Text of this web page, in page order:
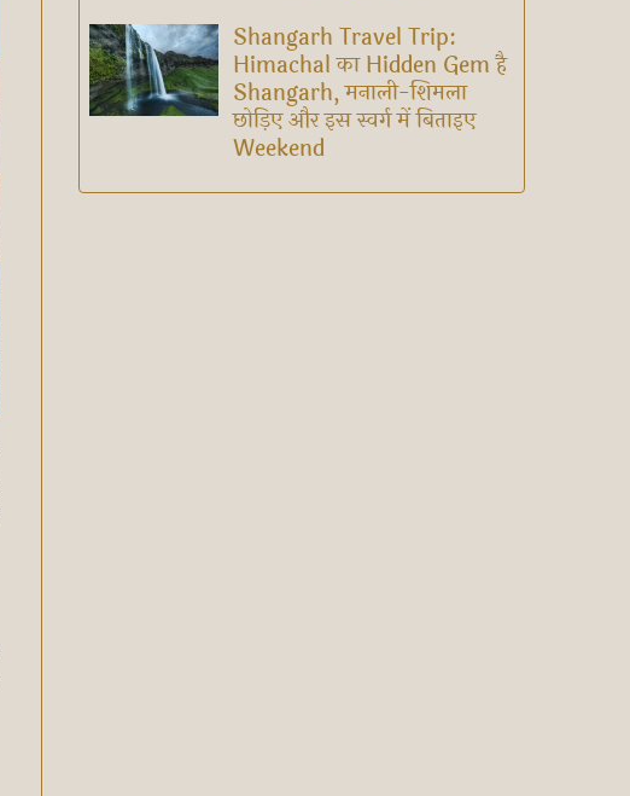
Shangarh Travel Trip:
Himachal का Hidden Gem है
Shangarh, मनाली-शिमला
छोड़िए और इस स्वर्ग में बिताइए
Weekend